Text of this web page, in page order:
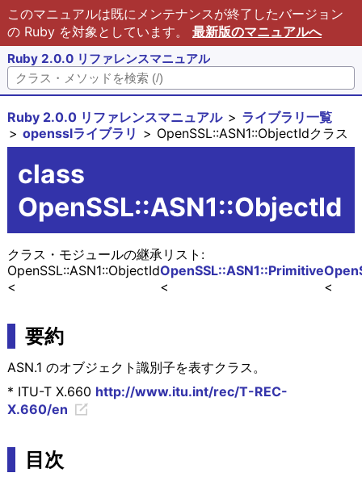
このマニュアルは既にメンテナンスが終了したバージョン
の Ruby を対象としています。 最新版のマニュアルへ
Ruby 2.0.0 リファレンスマニュアル
Ruby 2.0.0 リファレンスマニュアル
ライブラリ一覧
opensslライブラリ
OpenSSL::ASN1::ObjectIdクラス
class
OpenSSL::ASN1::ObjectId
クラス・モジュールの継承リスト:
OpenSSL::ASN1::Primitive
OpenSSL::ASN1::ObjectId
要約
ASN.1 のオブジェクト識別子を表すクラス。
* ITU-T X.660 http://www.itu.int/rec/T-REC-
X.660/en
目次